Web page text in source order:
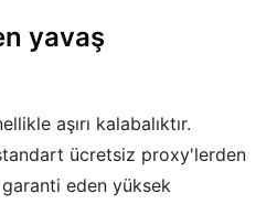
yavaş
aşırı kalabalıktır.
ücretsiz proxy'lerden
eden yüksek